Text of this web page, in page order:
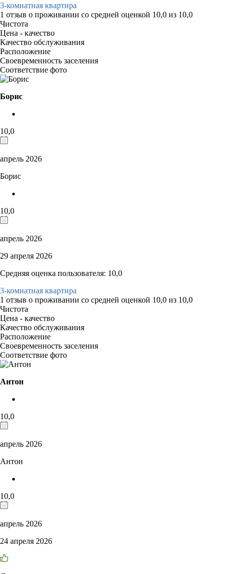
3-комнатная квартира
1 отзыв о проживании со средней оценкой 10,0 из 10,0
Чистота
Цена - качество
Качество обслуживания
Расположение
Своевременность заселения
Соответствие фото
Борис
10,0
апрель 2026
Борис
10,0
апрель 2026
29 апреля 2026
Средняя оценка пользователя: 10,0
3-комнатная квартира
1 отзыв о проживании со средней оценкой 10,0 из 10,0
Чистота
Цена - качество
Качество обслуживания
Расположение
Своевременность заселения
Соответствие фото
Антон
10,0
апрель 2026
Антон
10,0
апрель 2026
24 апреля 2026